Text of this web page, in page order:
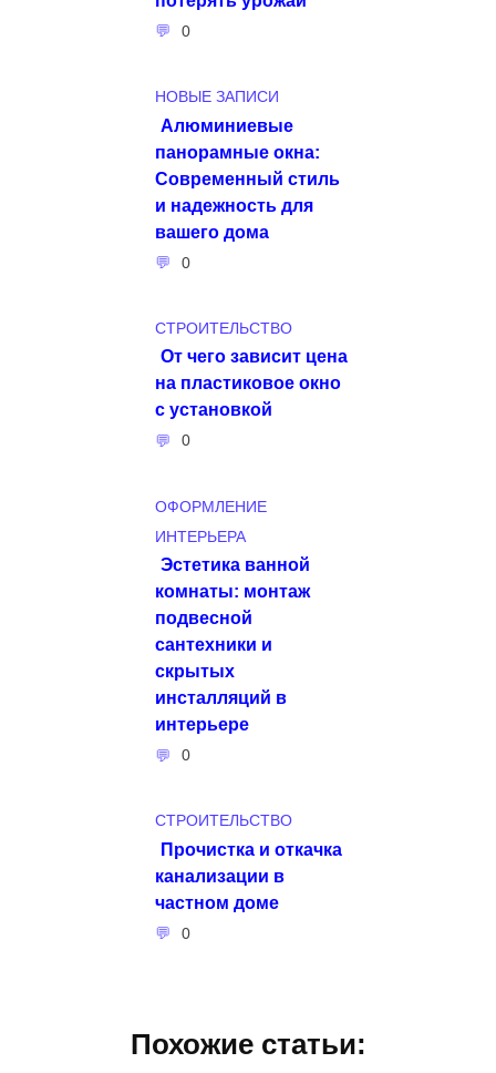
0
НОВЫЕ ЗАПИСИ
Алюминиевые
панорамные окна:
Современный стиль
и надежность для
вашего дома
0
СТРОИТЕЛЬСТВО
От чего зависит цена
на пластиковое окно
с установкой
0
ОФОРМЛЕНИЕ
ИНТЕРЬЕРА
Эстетика ванной
комнаты: монтаж
подвесной
сантехники и
скрытых
инсталляций в
интерьере
0
СТРОИТЕЛЬСТВО
Прочистка и откачка
канализации в
частном доме
0
Похожие статьи: